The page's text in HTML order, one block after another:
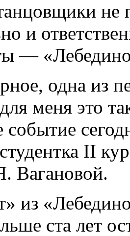
не
и
—
одна из
меня это
событие
II
Вагановой.
из
ста лет